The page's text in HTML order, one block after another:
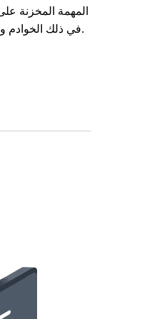
المهمة المخزنة
في ذلك الخوادم ومحطات العمل وأجهزة التخزين المتصلة بالشبكة والتخزين السحابي.